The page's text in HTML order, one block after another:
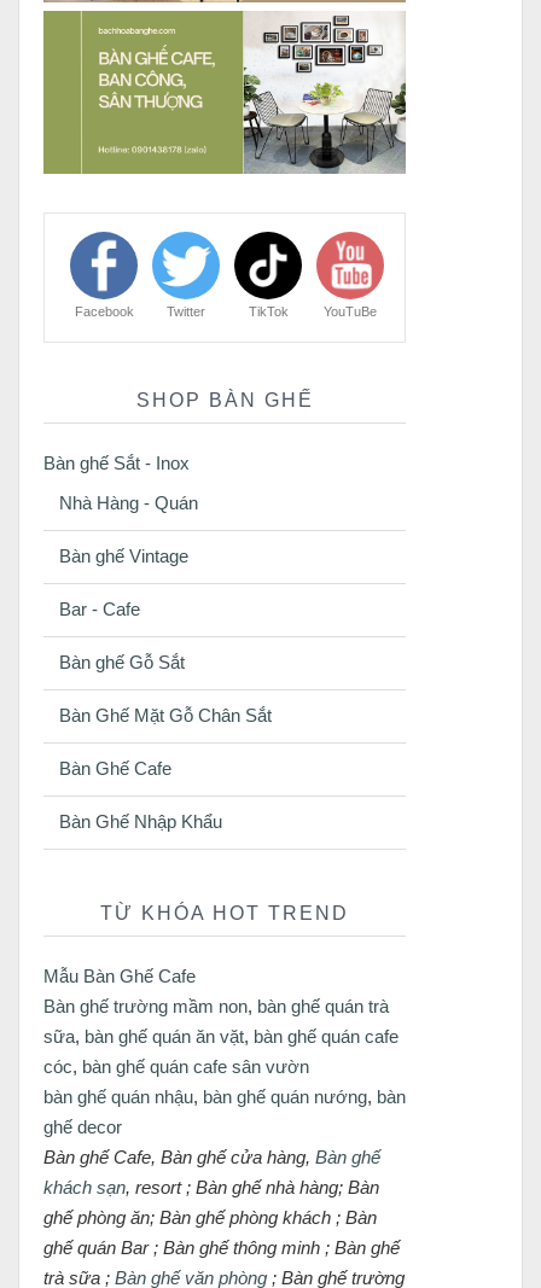
Facebook Twitter TikTok YouTuBe
SHOP BÀN GHẾ
Bàn ghế Sắt - Inox
Nhà Hàng - Quán
Bàn ghế Vintage
Bar - Cafe
Bàn ghế Gỗ Sắt
Bàn Ghế Mặt Gỗ Chân Sắt
Bàn Ghế Cafe
Bàn Ghế Nhập Khẩu
TỪ KHÓA HOT TREND
Mẫu Bàn Ghế Cafe
Bàn ghế trường mầm non, bàn ghế quán trà
sữa, bàn ghế quán ăn vặt, bàn ghế quán cafe
cóc, bàn ghế quán cafe sân vườn
bàn ghế quán nhậu, bàn ghế quán nướng, bàn
ghế decor
Bàn ghế Cafe, Bàn ghế cửa hàng, Bàn ghế
khách sạn, resort ; Bàn ghế nhà hàng; Bàn
ghế phòng ăn; Bàn ghế phòng khách ; Bàn
ghế quán Bar ; Bàn ghế thông minh ; Bàn ghế
trà sữa ; Bàn ghế văn phòng ; Bàn ghế trường